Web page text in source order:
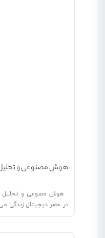
هوش مصنوعی و تحلیل
هوش مصوعی و تحلیل
در عصر دیجیتال زندگی